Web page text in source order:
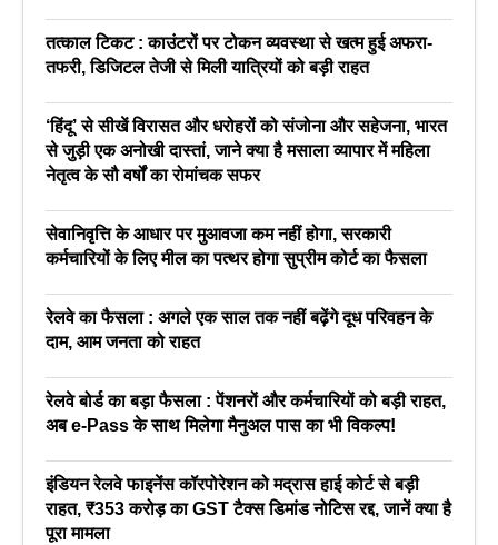
तत्काल टिकट : काउंटरों पर टोकन व्यवस्था से खत्म हुई अफरा-
तफरी, डिजिटल तेजी से मिली यात्रियों को बड़ी राहत
‘हिंदू’ से सीखें विरासत और धरोहरों को संजोना और सहेजना, भारत
से जुड़ी एक अनोखी दास्तां, जाने क्या है मसाला व्यापार में महिला
नेतृत्व के सौ वर्षों का रोमांचक सफर
सेवानिवृत्ति के आधार पर मुआवजा कम नहीं होगा, सरकारी
कर्मचारियों के लिए मील का पत्थर होगा सुप्रीम कोर्ट का फैसला
रेलवे का फैसला : अगले एक साल तक नहीं बढ़ेंगे दूध परिवहन के
दाम, आम जनता को राहत
रेलवे बोर्ड का बड़ा फैसला : पेंशनरों और कर्मचारियों को बड़ी राहत,
अब e-Pass के साथ मिलेगा मैनुअल पास का भी विकल्प!
इंडियन रेलवे फाइनेंस कॉरपोरेशन को मद्रास हाई कोर्ट से बड़ी
राहत, ₹353 करोड़ का GST टैक्स डिमांड नोटिस रद्द, जानें क्या है
पूरा मामला